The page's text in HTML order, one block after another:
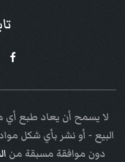
لا يسمح أن يعاد طبع أي
البيع - أو نشر بأي شكل
دون موافقة مسبقة من